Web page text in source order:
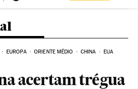
EUROPA ORIENTE MÉDIO CHINA EUA
acertam trégua